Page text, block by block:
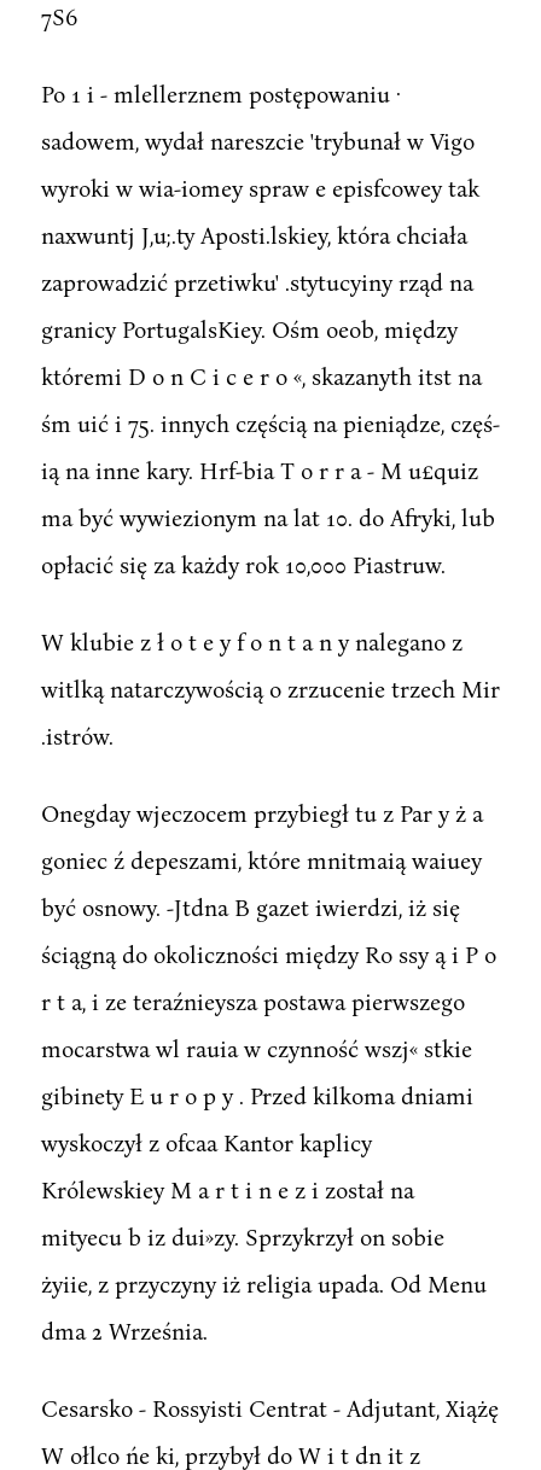
7S6
Po 1 i - mlellerznem postępowaniu ·
sadowem, wydał nareszcie 'trybunał w Vigo
wyroki w wia-iomey spraw e episfcowey tak
naxwuntj J,u;.ty Aposti.lskiey, która chciała
zaprowadzić przetiwku' .stytucyiny rząd na
granicy PortugalsKiey. Ośm oeob, między
któremi D o n C i c e r o «, skazanyth itst na
śm uić i 75. innych częścią na pieniądze, częś-
ią na inne kary. Hrf-bia T o r r a - M u£quiz
ma być wywiezionym na lat 10. do Afryki, lub
opłacić się za każdy rok 10,000 Piastruw.
W klubie z ł o t e y f o n t a n y nalegano z
witlką natarczywością o zrzucenie trzech Mir
.istrów.
Onegday wjeczocem przybiegł tu z Par y ż a
goniec ź depeszami, które mnitmaią waiuey
być osnowy. -Jtdna B gazet iwierdzi, iż się
ściągną do okoliczności między Ro ssy ą i P o
r t a, i ze teraźnieysza postawa pierwszego
mocarstwa wl rauia w czynność wszj« stkie
gibinety E u r o p y . Przed kilkoma dniami
wyskoczył z ofcaa Kantor kaplicy
Królewskiey M a r t i n e z i został na
mityecu b iz dui»zy. Sprzykrzył on sobie
żyiie, z przyczyny iż religia upada. Od Menu
dma 2 Września.
Cesarsko - Rossyisti Centrat - Adjutant, Xiążę
W ołlco ńe ki, przybył do W i t dn it z